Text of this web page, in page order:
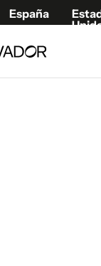
España